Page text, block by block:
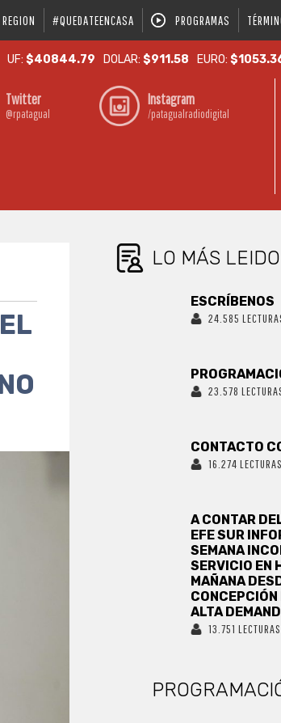
REGION #QUEDATEENCASA PROGRAMAS
UF:$40844.79 DOLAR:$911.58 EURO:
Twitter
@rpatagual
Instagram
/patagualradiodigital
LO MÁS LEIDO
ESCRÍBENOS
24.585
23.578
CONTACTO
16.274 LECTURAS
A CONTAR
EFE SUR
SEMANA
SERVICIO EN
MAÑANA
ALTA
13.751 LECTURAS